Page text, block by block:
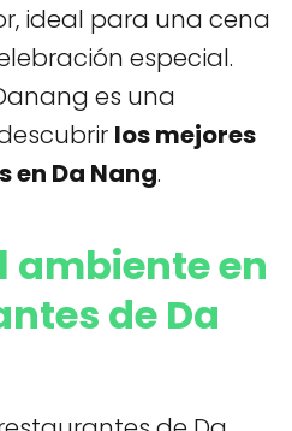
ideal para una cena
especial.
es una
los mejores
Da Nang.
ambiente en
de Da